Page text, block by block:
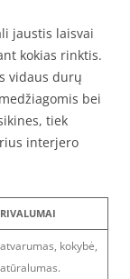
jaustis laisvai
kokias rinktis.
vidaus durų
bei
tiek
interjero
kokybė,